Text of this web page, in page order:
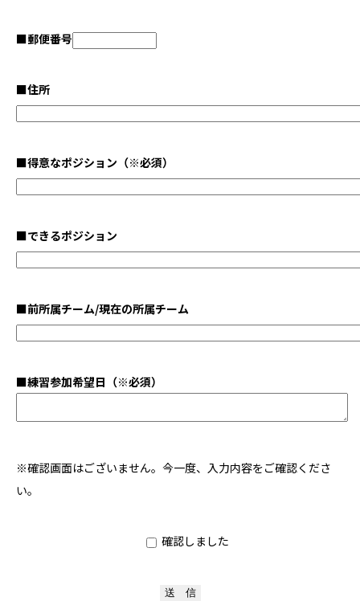
■郵便番号
■住所
■得意なポジション （※必須）
■できるポジション
■前所属チーム/現在の所属チーム
■練習参加希望日 （※必須）
※確認画面はございません。今一度、入力内容をご確認くださ
い。
確認しました